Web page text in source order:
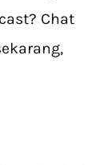
Chat